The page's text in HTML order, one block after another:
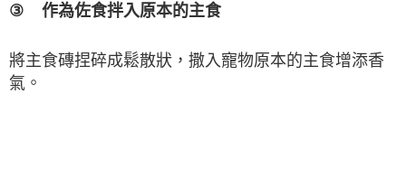
③ 作為佐食拌入原本的主食
將主食磚捏碎成鬆散狀，撒入寵物原本的主食增添香
氣。